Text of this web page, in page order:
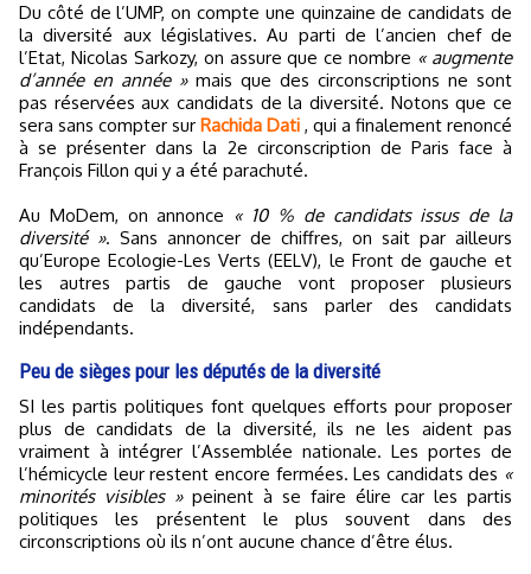
Du côté de l’UMP, on compte une quinzaine de candidats de
la diversité aux législatives. Au parti de l’ancien chef de
l’Etat, Nicolas Sarkozy, on assure que ce nombre « augmente
d’année en année » mais que des circonscriptions ne sont
pas réservées aux candidats de la diversité. Notons que ce
sera sans compter sur Rachida Dati , qui a finalement renoncé
à se présenter dans la 2e circonscription de Paris face à
François Fillon qui y a été parachuté.
Au MoDem, on annonce « 10 % de candidats issus de la
diversité ». Sans annoncer de chiffres, on sait par ailleurs
qu’Europe Ecologie-Les Verts (EELV), le Front de gauche et
les autres partis de gauche vont proposer plusieurs
candidats de la diversité, sans parler des candidats
indépendants.
Peu de sièges pour les députés de la diversité
SI les partis politiques font quelques efforts pour proposer
plus de candidats de la diversité, ils ne les aident pas
vraiment à intégrer l’Assemblée nationale. Les portes de
l’hémicycle leur restent encore fermées. Les candidats des «
minorités visibles »peinent à se faire élire car les partis
politiques les présentent le plus souvent dans des
circonscriptions où ils n’ont aucune chance d’être élus.